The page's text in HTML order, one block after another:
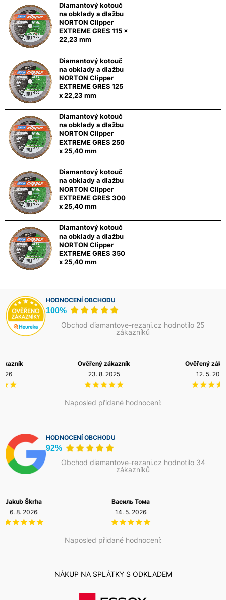
Diamantový kotouč
na obklady a dlažbu
NORTON Clipper
EXTREME GRES 115 x
22,23 mm
Diamantový kotouč
na obklady a dlažbu
NORTON Clipper
EXTREME GRES 125
x 22,23 mm
Diamantový kotouč
na obklady a dlažbu
NORTON Clipper
EXTREME GRES 250
x 25,40 mm
Diamantový kotouč
na obklady a dlažbu
NORTON Clipper
EXTREME GRES 300
x 25,40 mm
Diamantový kotouč
na obklady a dlažbu
NORTON Clipper
EXTREME GRES 350
x 25,40 mm
HODNOCENÍ OBCHODU
100%
Obchod diamantove-rezani.cz hodnotilo 25
zákazníků
Naposled přidané hodnocení:
Ověřený zákazník
Ověřený zákazník
HODNOCENÍ OBCHODU
92%
Obchod diamantove-rezani.cz hodnotilo 34
zákazníků
Naposled přidané hodnocení:
Василь Тома
NÁKUP NA SPLÁTKY S ODKLADEM